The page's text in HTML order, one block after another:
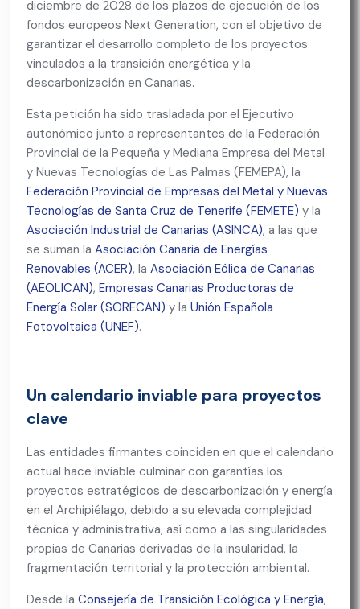
diciembre de 2028 de los plazos de ejecución de los
fondos europeos Next Generation, con el objetivo de
garantizar el desarrollo completo de los proyectos
vinculados a la transición energética y la
descarbonización en Canarias.
Esta petición ha sido trasladada por el Ejecutivo
autonómico junto a representantes de la Federación
Provincial de la Pequeña y Mediana Empresa del Metal
y Nuevas Tecnologías de Las Palmas (FEMEPA), la
Federación Provincial de Empresas del Metal y Nuevas
Tecnologías de Santa Cruz de Tenerife (FEMETE) y la
Asociación Industrial de Canarias (ASINCA), a las que
se suman la Asociación Canaria de Energías
Renovables (ACER), la Asociación Eólica de Canarias
(AEOLICAN), Empresas Canarias Productoras de
Energía Solar (SORECAN) y la Unión Española
Fotovoltaica (UNEF).
Un calendario inviable para proyectos
clave
Las entidades firmantes coinciden en que el calendario
actual hace inviable culminar con garantías los
proyectos estratégicos de descarbonización y energía
en el Archipiélago, debido a su elevada complejidad
técnica y administrativa, así como a las singularidades
propias de Canarias derivadas de la insularidad, la
fragmentación territorial y la protección ambiental.
Desde la Consejería de Transición Ecológica y Energía,